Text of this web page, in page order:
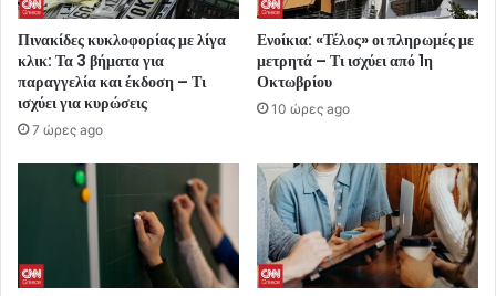
Πινακίδες κυκλοφορίας με λίγα
κλικ: Τα 3 βήματα για
παραγγελία και έκδοση – Τι
ισχύει για κυρώσεις
7 ώρες ago
Ενοίκια: «Τέλος» οι πληρωμές με
μετρητά – Τι ισχύει από 1η
Οκτωβρίου
10 ώρες ago